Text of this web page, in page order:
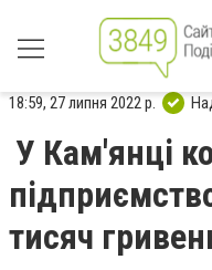
18:59, 27 липня 2022 р.
У Кам'янці
тисяч